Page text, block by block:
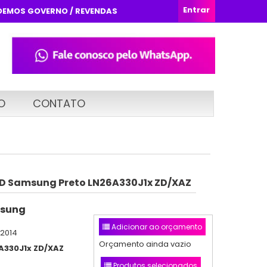
Entrar
GOVERNO / REVENDAS
CONTATO
Samsung Preto LN26A330J1x ZD/XAZ
ZD/XAZ
Adicionar ao orçamento
Orçamento ainda vazio